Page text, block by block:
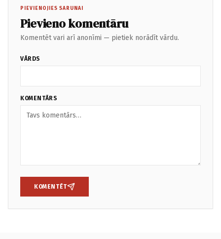
PIEVIENOJIES SARUNAI
Pievieno komentāru
Komentēt vari arī anonīmi — pietiek norādīt vārdu.
VĀRDS
KOMENTĀRS
KOMENTĒT